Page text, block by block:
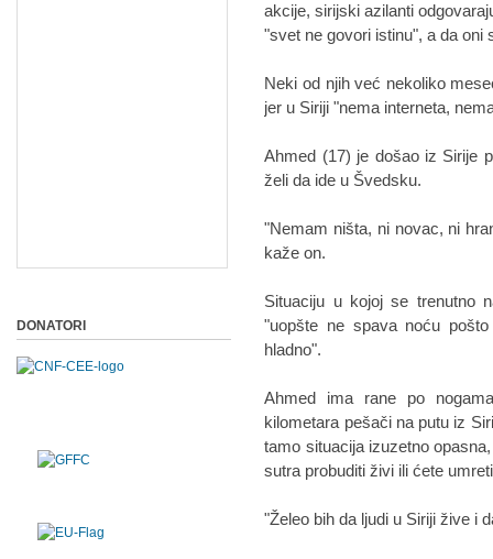
akcije, sirijski azilanti
"svet ne govori istinu", a da oni
Neki od njih već nekoliko
jer u Siriji "nema interneta,
Ahmed (17) je došao iz Sirije
želi da ide u Švedsku.
"Nemam ništa, ni novac, ni
kaže on.
Situaciju u kojoj se trenutno
"uopšte ne spava noću
hladno".
Ahmed ima rane po
kilometara pešači na putu iz
tamo situacija izuzetno
sutra probuditi živi ili ćete
"Želeo bih da ljudi u Siriji žive i
DONATORI